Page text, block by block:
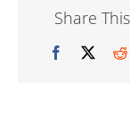
Share
Facebook
X